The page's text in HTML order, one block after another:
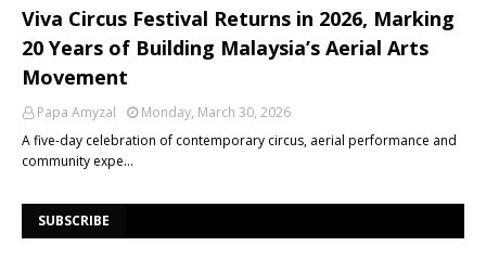
Viva Circus Festival Returns in 2026, Marking
20 Years of Building Malaysia’s Aerial Arts
Movement
Papa Amyzal
Monday, March 30, 2026
A five-day celebration of contemporary circus, aerial performance and
community expe…
SUBSCRIBE